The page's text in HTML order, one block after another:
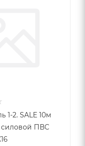
1-2. SALE 10м
силовой ПВС